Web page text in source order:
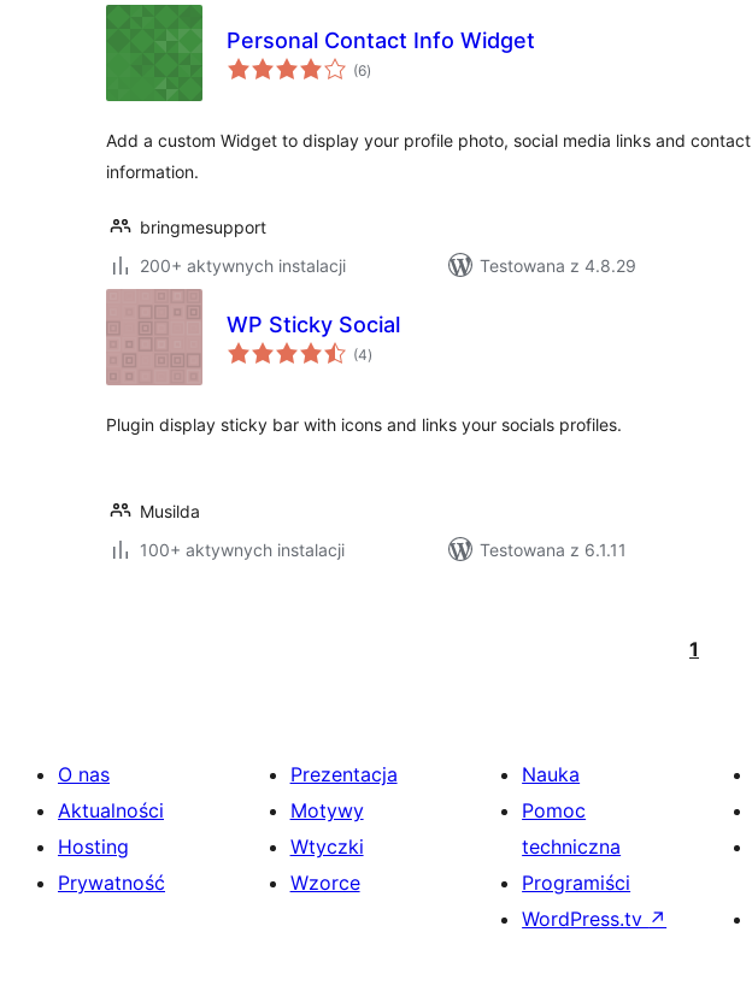
Personal Contact Info Widget
(6wszystkich
ocen
)
Add a custom Widget to display your profile photo, social media links and contact
information.
bringmesupport
200+ aktywnych instalacji
Testowana z 4.8.29
WP Sticky Social
(4wszystkich
ocen
)
Plugin display sticky bar with icons and links your socials profiles.
Musilda
100+ aktywnych instalacji
Testowana z 6.1.11
1
O nas
Aktualności
Hosting
Prywatność
Prezentacja
Motywy
Wtyczki
Wzorce
Nauka
Pomoc
techniczna
Programiści
WordPress.tv ↗